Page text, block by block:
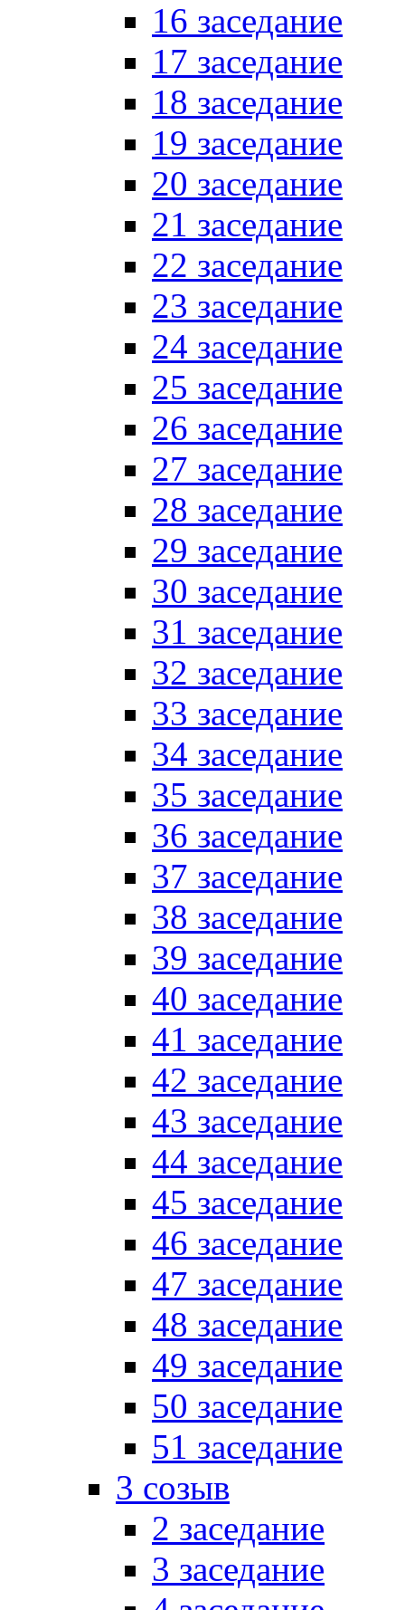
16 заседание
17 заседание
18 заседание
19 заседание
20 заседание
21 заседание
22 заседание
23 заседание
24 заседание
25 заседание
26 заседание
27 заседание
28 заседание
29 заседание
30 заседание
31 заседание
32 заседание
33 заседание
34 заседание
35 заседание
36 заседание
37 заседание
38 заседание
39 заседание
40 заседание
41 заседание
42 заседание
43 заседание
44 заседание
45 заседание
46 заседание
47 заседание
48 заседание
49 заседание
50 заседание
51 заседание
3 созыв
2 заседание
3 заседание